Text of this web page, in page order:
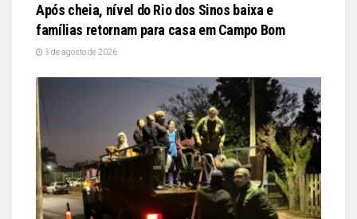
Após cheia, nível do Rio dos Sinos baixa e
famílias retornam para casa em Campo Bom
3 de agosto de 2026